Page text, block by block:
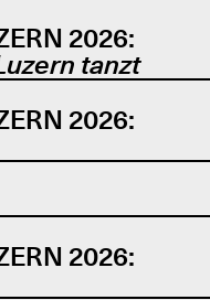
2026:
tanzt
2026:
2026: